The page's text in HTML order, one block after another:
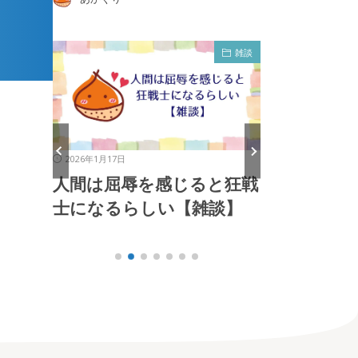
雑談
2026年1月13日
道徳なんて、誰かに教えて
もらって身につくもので